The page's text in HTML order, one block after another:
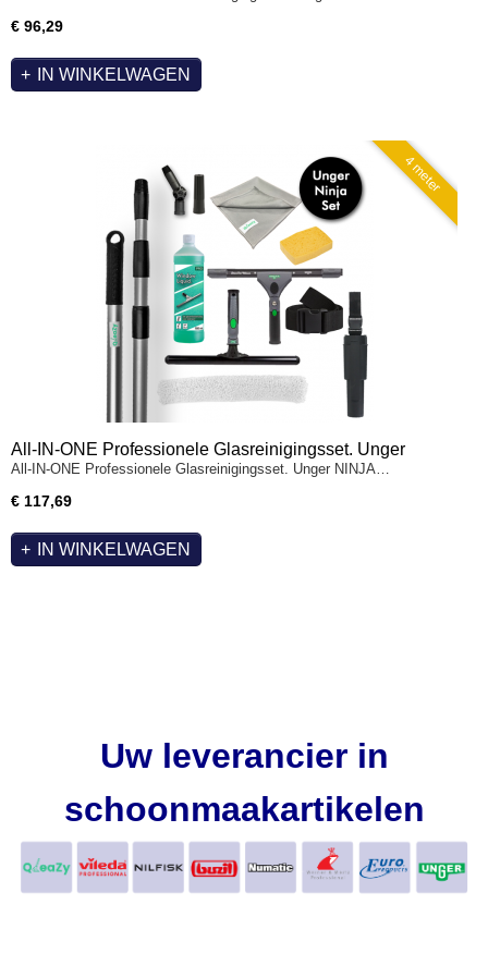
Glasdoek, Window Liquid. & Azella Spons
€ 96,29
IN WINKELWAGEN
4 meter
All-IN-ONE Professionele Glasreinigingsset. Unger
NINJA Raamtrekker, Inwasser - Telescoopsteel 4m,
Bucket+Riem, Glasdoek, Window Liquid. & Azella Spons
All-IN-ONE Professionele Glasreinigingsset. Unger NINJA…
€ 117,69
IN WINKELWAGEN
Uw leverancier in
schoonmaakartikelen